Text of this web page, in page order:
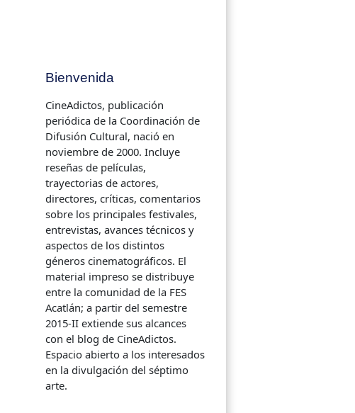
Bienvenida
CineAdictos, publicación
periódica de la Coordinación de
Difusión Cultural, nació en
noviembre de 2000. Incluye
reseñas de películas,
trayectorias de actores,
directores, críticas, comentarios
sobre los principales festivales,
entrevistas, avances técnicos y
aspectos de los distintos
géneros cinematográficos. El
material impreso se distribuye
entre la comunidad de la FES
Acatlán; a partir del semestre
2015-II extiende sus alcances
con el blog de CineAdictos.
Espacio abierto a los interesados
en la divulgación del séptimo
arte.